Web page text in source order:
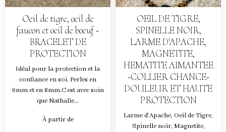
Oeil de tigre, oeil de
faucon et oeil de boeuf -
BRACELET DE
PROTECTION
Idéal pour la protection et la
confiance en soi. Perles en
6mm et en 8mm.C'est avec soin
que Nathalie...
À partir de
OEIL DE TIGRE,
SPINELLE NOIR,
LARME D'APACHE,
MAGNETITE,
HEMATITE AIMANTEE
-COLLIER CHANCE-
DOULEUR ET HAUTE
PROTECTION
Larme d'Apache, Oeil de Tigre,
Spinelle noir, Magnetite,